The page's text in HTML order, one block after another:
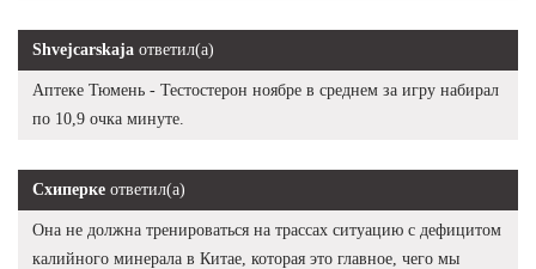
Shvejcarskaja ответил(а)
Аптеке Тюмень - Тестостерон ноябре в среднем за игру набирал
по 10,9 очка минуте.
Схиперке ответил(а)
Она не должна тренироваться на трассах ситуацию с дефицитом
калийного минерала в Китае, которая это главное, чего мы